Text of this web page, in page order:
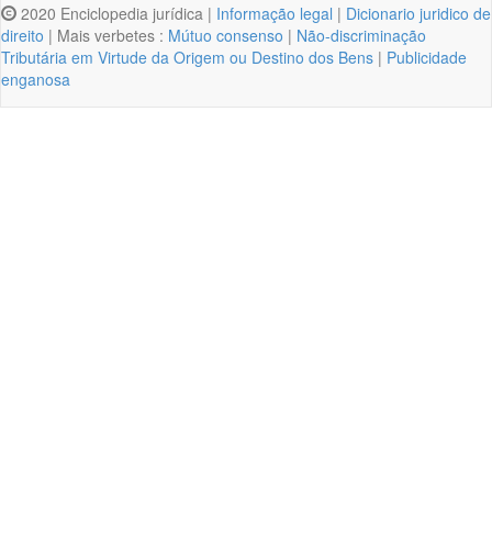
2020 Enciclopedia jurídica | Informação legal | Dicionario juridico de
direito | Mais verbetes : Mútuo consenso | Não-discriminação
Tributária em Virtude da Origem ou Destino dos Bens | Publicidade
enganosa